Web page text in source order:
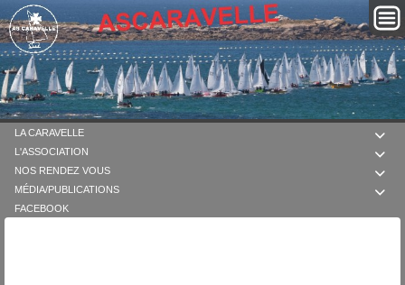

LA CARAVELLE

L'ASSOCIATION

NOS RENDEZ VOUS

MÉDIA/PUBLICATIONS
FACEBOOK